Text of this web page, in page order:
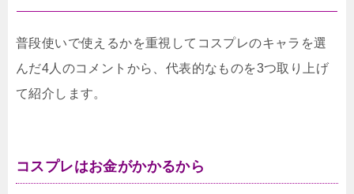
普段使いで使えるかを重視してコスプレのキャラを選
んだ4人のコメントから、代表的なものを3つ取り上げ
て紹介します。
コスプレはお金がかかるから